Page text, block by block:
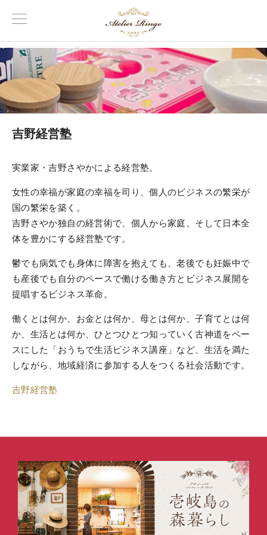
吉野経営塾
実業家・吉野さやかによる経営塾。
女性の幸福が家庭の幸福を司り、個人のビジネスの繁栄が
国の繁栄を築く。
吉野さやか独自の経営術で、個人から家庭、そして日本全
体を豊かにする経営塾です。
鬱でも病気でも身体に障害を抱えても、老後でも妊娠中で
も産後でも 自分のペースで働ける働き方とビジネス展開を
提唱するビジネス革命。
働くとは何か、お金とは何か、母とは何か、子育てとは何
か、生活とは何か、ひとつひとつ知っていく古神道をベー
スにした「おうちで生活ビジネス講座」など、 生活を満た
しながら、地域経済に参加する人をつくる社会活動です。
吉野経営塾